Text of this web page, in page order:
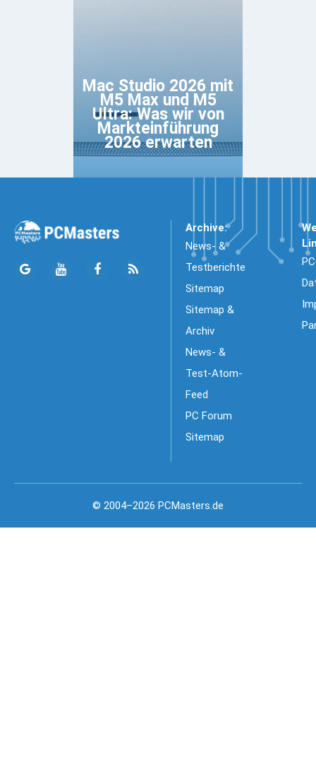
Mac Studio 2026 mit
M5 Max und M5
Ultra: Was wir von
Markteinführung
2026 erwarten
Archive:
News- &
Testberichte
Sitemap
Sitemap &
Archiv
News- &
Test-Atom-
Feed
PC Forum
Sitemap
© 2004–2026 PCMasters.de